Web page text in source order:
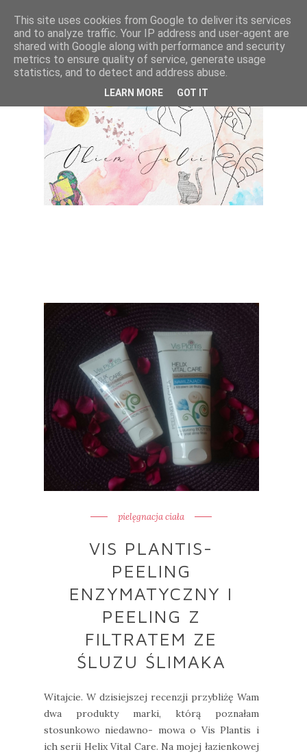
pielęgnacja ciała
VIS PLANTIS-
PEELING
ENZYMATYCZNY I
PEELING Z
FILTRATEM ZE
ŚLUZU ŚLIMAKA
Witajcie. W dzisiejszej recenzji przybliżę Wam
dwa produkty marki, którą poznałam
stosunkowo niedawno- mowa o Vis Plantis i
ich serii Helix Vital Care. Na mojej łazienkowej
This site uses cookies from Google to deliver its services
and to analyze traffic. Your IP address and user-agent are
shared with Google along with performance and security
metrics to ensure quality of service, generate usage
statistics, and to detect and address abuse.
LEARN MORE GOT IT